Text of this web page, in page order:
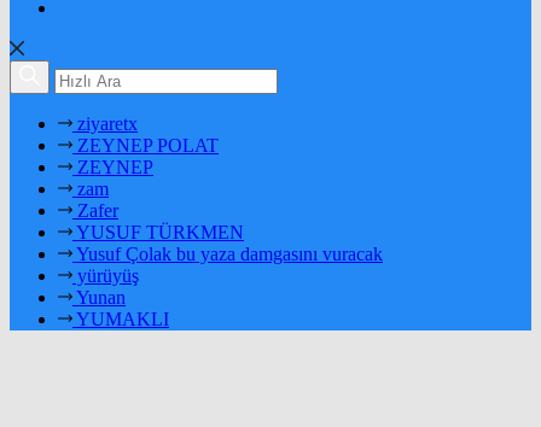
ziyaretx
ZEYNEP POLAT
ZEYNEP
zam
Zafer
YUSUF TÜRKMEN
Yusuf Çolak bu yaza damgasını vuracak
yürüyüş
Yunan
YUMAKLI